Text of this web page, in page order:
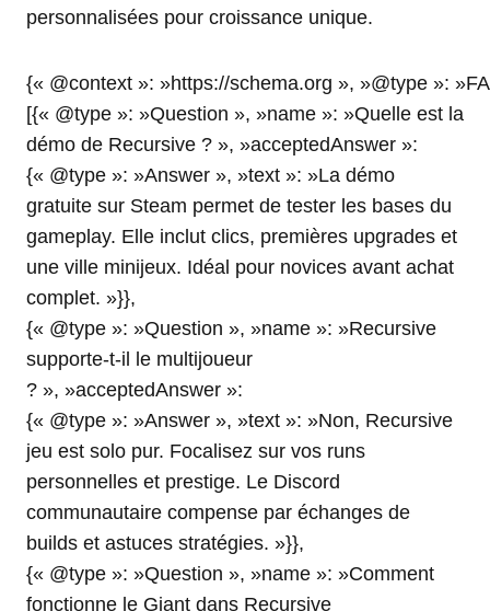
personnalisées pour croissance unique.
{« @context »: »https://schema.org », »@type »:
[{« @type »: »Question », »name »: »Quelle est la
démo de Recursive ? », »acceptedAnswer »:
{« @type »: »Answer », »text »: »La démo
gratuite sur Steam permet de tester les bases du
gameplay. Elle inclut clics, premières upgrades et
une ville minijeux. Idéal pour novices avant achat
complet. »}},
{« @type »: »Question », »name »: »Recursive
supporte-t-il le multijoueur
? », »acceptedAnswer »:
{« @type »: »Answer », »text »: »Non, Recursive
jeu est solo pur. Focalisez sur vos runs
personnelles et prestige. Le Discord
communautaire compense par échanges de
builds et astuces stratégies. »}},
{« @type »: »Question », »name »: »Comment
fonctionne le Giant dans Recursive